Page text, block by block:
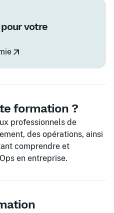
votre
formation ?
professionnels de
des opérations, ainsi
comprendre et
en entreprise.